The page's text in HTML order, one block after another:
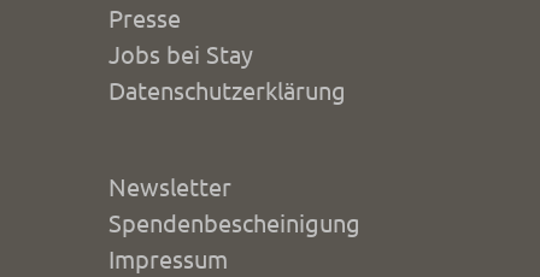
Presse
Jobs bei Stay
Datenschutzerklärung
Newsletter
Spendenbescheinigung
Impressum